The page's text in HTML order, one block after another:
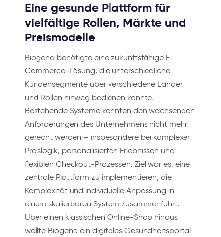
Eine gesunde Plattform für
vielfältige Rollen, Märkte und
Preismodelle
Biogena benötigte eine zukunftsfähige E-
Commerce-Lösung, die unterschiedliche
Kundensegmente über verschiedene Länder
und Rollen hinweg bedienen konnte.
Bestehende Systeme konnten den wachsenden
Anforderungen des Unternehmens nicht mehr
gerecht werden – insbesondere bei komplexer
Preislogik, personalisierten Erlebnissen und
flexiblen Checkout-Prozessen. Ziel war es, eine
zentrale Plattform zu implementieren, die
Komplexität und individuelle Anpassung in
einem skalierbaren System zusammenführt.
Über einen klassischen Online-Shop hinaus
wollte Biogena ein digitales Gesundheitsportal